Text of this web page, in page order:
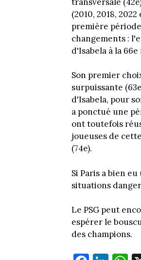
(2010, 2018,
première
changements :
d'Isabela à la
Son premier
surpuissante
d'Isabela, pour
a ponctué une
ont toutefois
joueuses de
(74e).
Si Paris a bien
situations
Le PSG peut
espérer le
des champions.